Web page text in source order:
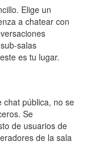
Elige un
a chatear con
salas
es tu lugar.
chat pública, no se
Se
de usuarios de
de la sala